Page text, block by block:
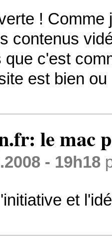
!
contenus
que c'est
est bien ou
le mac
- 19h18
et